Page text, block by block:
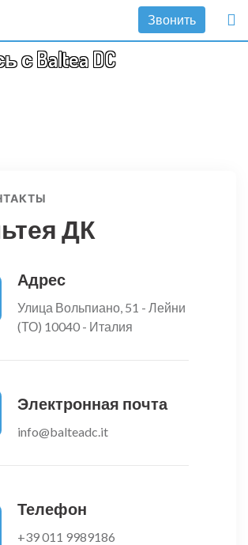
Звонить
с Baltea DC
ДК
Адрес
Улица Вольпиано, 51 - Лейни
(ТО) 10040 - Италия
Электронная почта
info@balteadc.it
Телефон
+39 011 9989186